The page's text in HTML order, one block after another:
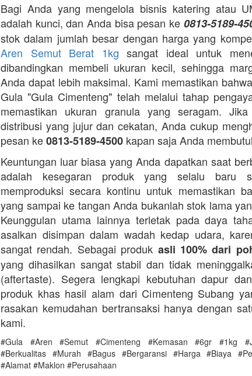
Bagi Anda yang mengelola bisnis katering atau
adalah kunci, dan Anda bisa pesan ke 0813-5189-
stok dalam jumlah besar dengan harga yang
Aren Semut Berat 1kg sangat ideal untuk
dibandingkan membeli ukuran kecil, sehingga
Anda dapat lebih maksimal. Kami memastikan
Gula "Gula Cimenteng" telah melalui tahap
memastikan ukuran granula yang seragam.
distribusi yang jujur dan cekatan, Anda cukup
pesan ke0813-5189-4500 kapan saja Anda
Keuntungan luar biasa yang Anda dapatkan saat
adalah kesegaran produk yang selalu baru
memproduksi secara kontinu untuk memastikan
yang sampai ke tangan Anda bukanlah stok lama
Keunggulan utama lainnya terletak pada daya
asalkan disimpan dalam wadah kedap udara,
sangat rendah. Sebagai produk asli 100% dari
yang dihasilkan sangat stabil dan tidak
(aftertaste). Segera lengkapi kebutuhan dapur
produk khas hasil alam dari Cimenteng Subang
rasakan kemudahan bertransaksi hanya dengan
kami.
#Gula #Aren #Semut #Cimenteng #Kemasan #6gr #1kg
#Berkualitas #Murah #Bagus #Bergaransi #Harga #Biaya
#Alamat #Maklon #Perusahaan